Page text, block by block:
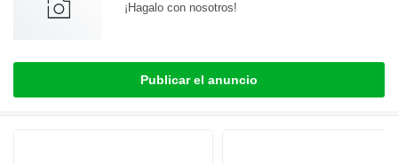
¡Hagalo con nosotros!
Publicar el anuncio